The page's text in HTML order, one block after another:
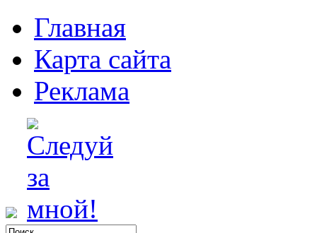
Главная
Карта сайта
Реклама